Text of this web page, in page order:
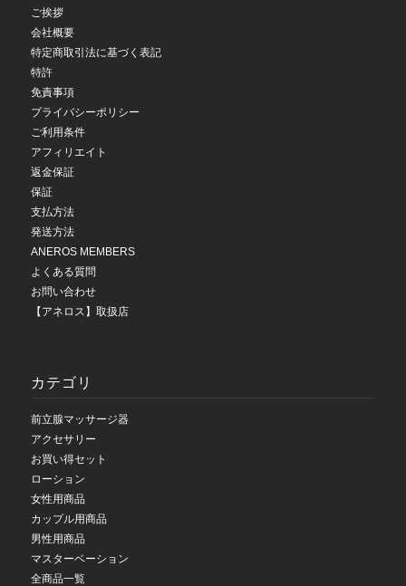
ご挨拶
会社概要
特定商取引法に基づく表記
特許
免責事項
プライバシーポリシー
ご利用条件
アフィリエイト
返金保証
保証
支払方法
発送方法
ANEROS MEMBERS
よくある質問
お問い合わせ
【アネロス】取扱店
カテゴリ
前立腺マッサージ器
アクセサリー
お買い得セット
ローション
女性用商品
カップル用商品
男性用商品
マスターベーション
全商品一覧